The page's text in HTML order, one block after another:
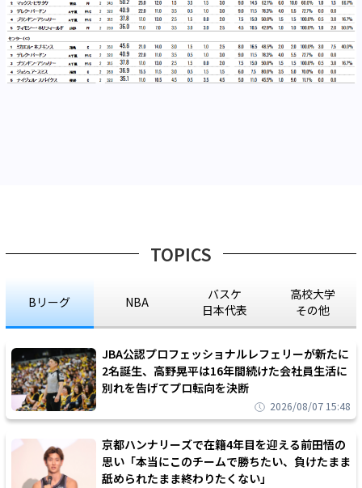
TOPICS
Bリーグ NBA
バスケ
日本代表
高校大学
その他
JBA公認プロフェッショナルレフェリーが新たに
2名誕生、高野晃平は16年間続けた会社員生活に
別れを告げてプロ転向を決断
2026/08/07 15:48
京都ハンナリーズで在籍4年目を迎える前田悟の
思い「本当にこのチームで勝ちたい、負けたまま
舐められたまま終わりたくない」